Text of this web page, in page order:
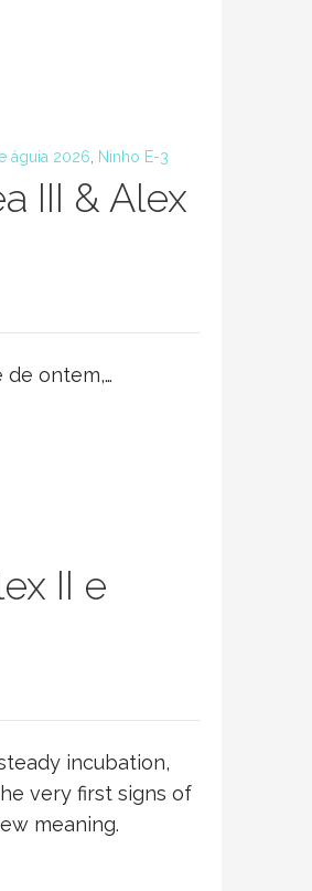
águia 2026 Ninho E-3
III & Alex
ontem,…
II e
incubation,
very first signs of
meaning.